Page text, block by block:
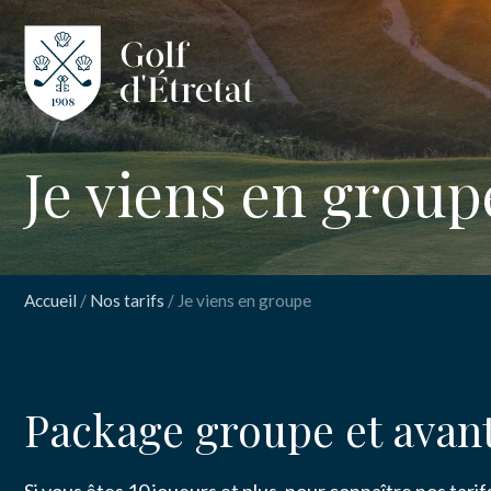
Je viens en
Accueil / Nos tarifs / Je viens en groupe
Package groupe et
CLUB
CLUB
PARCOURS